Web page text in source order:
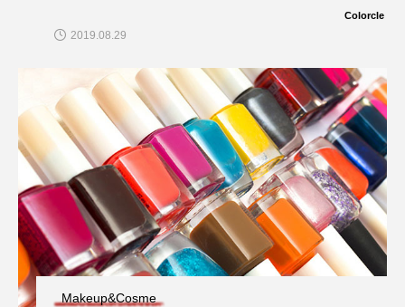
Colorcle
2019.08.29
Makeup&Cosme